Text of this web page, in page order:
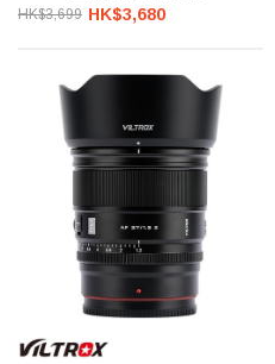
HK$3,699 HK$3,680